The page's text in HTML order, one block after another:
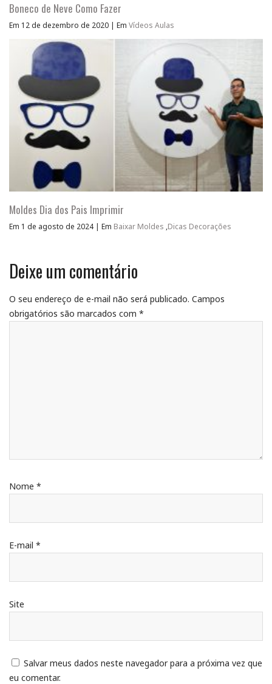
Boneco de Neve Como Fazer
Em 12 de dezembro de 2020 Em Vídeos Aulas
Moldes Dia dos Pais Imprimir
Em 1 de agosto de 2024 | Em Baixar Moldes ,Dicas Decorações
Deixe um comentário
O seu endereço de e-mail não será publicado. Campos
obrigatórios são marcados com *
Nome *
E-mail *
Site
Salvar meus dados neste navegador para a próxima vez que
eu comentar.